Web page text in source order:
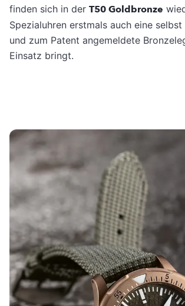
finden sich in der T50 Goldbronze
Spezialuhren erstmals auch eine
und zum Patent angemeldete
Einsatz bringt.